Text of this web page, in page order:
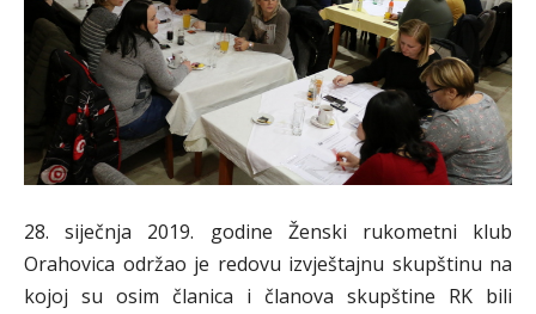
28. siječnja 2019. godine Ženski rukometni klub
Orahovica održao je redovu izvještajnu skupštinu na
kojoj su osim članica i članova skupštine RK bili